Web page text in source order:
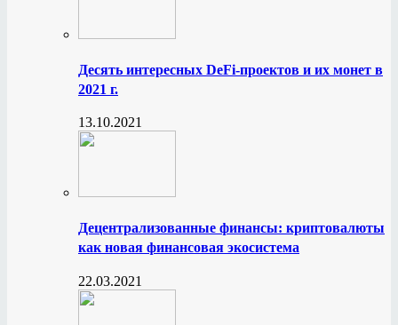
Десять интересных DeFi-проектов и их монет в
2021 г.
13.10.2021
Децентрализованные финансы: криптовалюты
как новая финансовая экосистема
22.03.2021